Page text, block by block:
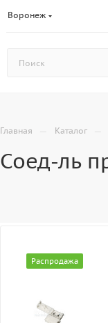
Воронеж
Главная — Каталог —
Соед-ль
Распродажа